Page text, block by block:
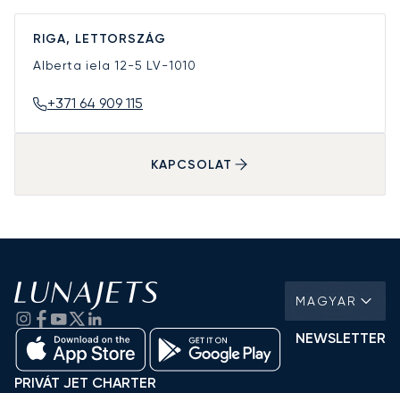
RIGA, LETTORSZÁG
Alberta iela 12-5 LV-1010
+371 64 909 115
KAPCSOLAT
MAGYAR
NEWSLETTER
PRIVÁT JET CHARTER